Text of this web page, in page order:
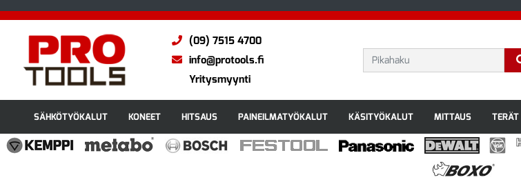
(09) 7515 4700
info@protools.fi
Yritysmyynti
SÄHKÖTYÖKALUT KONEET HITSAUS PAINEILMATYÖKALUT KÄSITYÖKALUT MITTAUS